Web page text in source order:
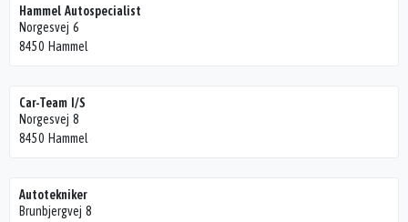
Hammel Autospecialist
Norgesvej 6
8450 Hammel
Car-Team I/S
Norgesvej 8
8450 Hammel
Autotekniker
Brunbjergvej 8